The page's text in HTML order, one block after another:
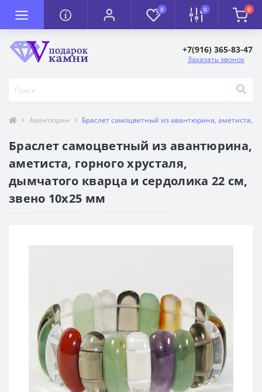
0 0 0
+7(916) 365-83-47
Заказать звонок
Авантюрин Браслет самоцветный из авантюрина, аметиста,
Браслет самоцветный из авантюрина,
аметиста, горного хрусталя,
дымчатого кварца и сердолика 22 см,
звено 10х25 мм